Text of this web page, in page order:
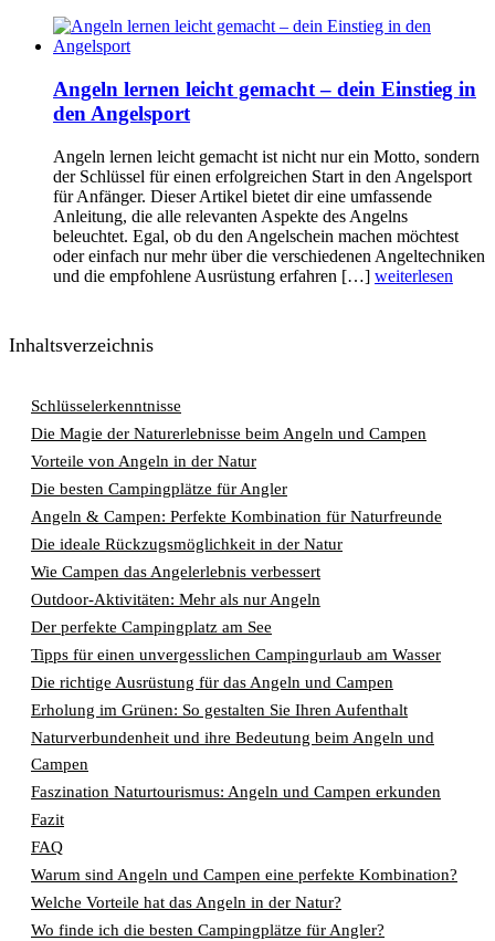
Angeln lernen leicht gemacht – dein Einstieg in
den Angelsport
Angeln lernen leicht gemacht ist nicht nur ein Motto, sondern
der Schlüssel für einen erfolgreichen Start in den Angelsport
für Anfänger. Dieser Artikel bietet dir eine umfassende
Anleitung, die alle relevanten Aspekte des Angelns
beleuchtet. Egal, ob du den Angelschein machen möchtest
oder einfach nur mehr über die verschiedenen Angeltechniken
und die empfohlene Ausrüstung erfahren […] weiterlesen
Inhaltsverzeichnis
Schlüsselerkenntnisse
Die Magie der Naturerlebnisse beim Angeln und Campen
Vorteile von Angeln in der Natur
Die besten Campingplätze für Angler
Angeln & Campen: Perfekte Kombination für Naturfreunde
Die ideale Rückzugsmöglichkeit in der Natur
Wie Campen das Angelerlebnis verbessert
Outdoor-Aktivitäten: Mehr als nur Angeln
Der perfekte Campingplatz am See
Tipps für einen unvergesslichen Campingurlaub am Wasser
Die richtige Ausrüstung für das Angeln und Campen
Erholung im Grünen: So gestalten Sie Ihren Aufenthalt
Naturverbundenheit und ihre Bedeutung beim Angeln und
Campen
Faszination Naturtourismus: Angeln und Campen erkunden
Fazit
FAQ
Warum sind Angeln und Campen eine perfekte Kombination?
Welche Vorteile hat das Angeln in der Natur?
Wo finde ich die besten Campingplätze für Angler?